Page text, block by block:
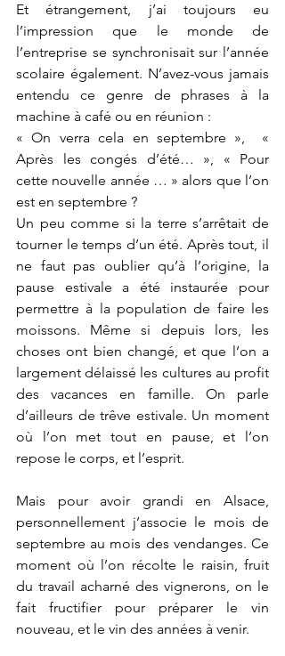
Et étrangement, j’ai toujours eu
l’impression que le monde de
l’entreprise se synchronisait sur l’année
scolaire également. N’avez-vous jamais
entendu ce genre de phrases à la
machine à café ou en réunion :
« On verra cela en septembre »,  «
Après les congés d’été… », « Pour
cette nouvelle année … » alors que l’on
est en septembre ?
Un peu comme si la terre s’arrêtait de
tourner le temps d’un été. Après tout, il
ne faut pas oublier qu’à l’origine, la
pause estivale a été instaurée pour
permettre à la population de faire les
moissons. Même si depuis lors, les
choses ont bien changé, et que l’on a
largement délaissé les cultures au profit
des vacances en famille. On parle
d’ailleurs de trêve estivale. Un moment
où l’on met tout en pause, et l’on
repose le corps, et l’esprit.
Mais pour avoir grandi en Alsace,
personnellement j’associe le mois de
septembre au mois des vendanges. Ce
moment où l’on récolte le raisin, fruit
du travail acharné des vignerons, on le
fait fructifier pour préparer le vin
nouveau, et le vin des années à venir.